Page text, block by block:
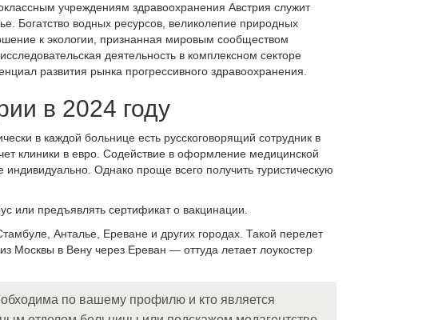
учреждениям здравоохранения Австрия служит
Богатство водных ресурсов, великолепие природных
к экологии, признанная мировым сообществом
деятельность в комплексном секторе
развития рынка прогрессивного здравоохранения.
в 2024 году
в каждой больнице есть русскоговорящий сотрудник в
клиники в евро. Содействие в оформление медицинской
Однако проще всего получить туристическую
или предъявлять сертификат о вакцинации.
Анталье, Ереване и других городах. Такой перелет
Москвы в Вену через Ереван — оттуда летает лоукостер
по вашему профилю и кто является